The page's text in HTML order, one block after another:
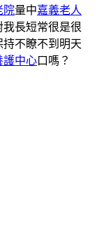
院量中嘉義老人
我長短常很是很
不瞭不到明天
護中心口嗎？